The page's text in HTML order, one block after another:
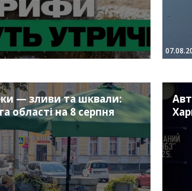
— зливи та шквали:
області на 8 серпня